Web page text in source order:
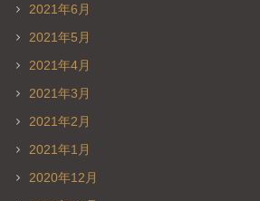
2021年6月
2021年5月
2021年4月
2021年3月
2021年2月
2021年1月
2020年12月